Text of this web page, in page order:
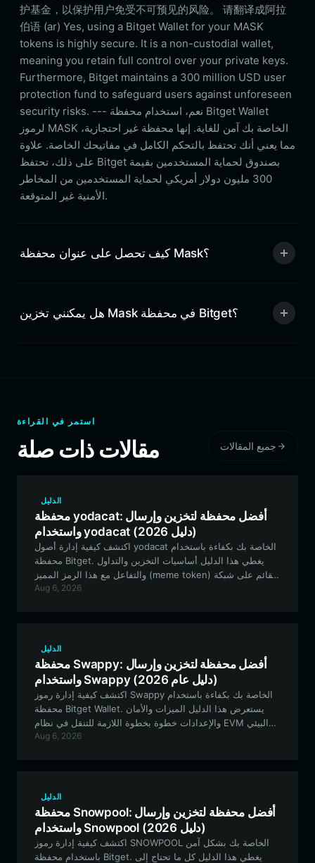
护基金，以保护用户免受不可预见的风险。 请翻译成阿拉
伯语 (ar) Yes, using a Bitget Wallet for your MASK
tokens is highly secure. It is a non-custodial wallet,
meaning you retain full control over your private keys.
Furthermore, Bitget maintains a 300 million USD user
protection fund to safeguard users against unforeseen
security risks. --- نعم، استخدام محفظة Bitget Wallet
لرموز MASK الخاصة بك آمن للغاية. إنها محفظة غير احتجازية،
مما يعني أنك تحتفظ بالتحكم الكامل في مفاتيحك الخاصة. علاوة
على ذلك، تحتفظ Bitget بصندوق لحماية المستخدمين بقيمة
300 مليون دولار أمريكي لحماية المستخدمين من المخاطر
الأمنية غير المتوقعة.
كيف تحصل على عنوان محفظة Mask؟
هل يمكنني تخزين Mask في محفظة Bitget؟
استمر في القراءة
مقالات ذات صلة جميع المقالات
الدليل
محفظة yodacat: أفضل محفظة لتخزين وإرسال
واستخدام yodacat (دليل 2026)
اكتشف كيفية إدارة أصول yodacat الخاصة بك بكفاءة باستخدام
محفظة Bitget. يغطي هذا الدليل أساسيات التخزين والتداول
والتفاعل مع هذا الرمز المميز (meme token) القائم على شبكة
Aug 6, 2026
الدليل
محفظة Swappy: أفضل محفظة لتخزين وإرسال
واستخدام Swappy (دليل عام 2026)
اكتشف كيفية إدارة رموز Swappy الخاصة بك بكفاءة باستخدام
محفظة Bitget Wallet. يستعرض هذا الدليل الميزات والأمان
والإعدادات خطوة بخطوة اللازمة للتنقل في نظام EVM البيئي
Aug 6, 2026
الدليل
محفظة Snowpool: أفضل محفظة لتخزين وإرسال
واستخدام Snowpool (دليل 2026)
اكتشف كيفية إدارة رموز SNOWPOOL الخاصة بك بشكل آمن
باستخدام محفظة Bitget. يغطي هذا الدليل كل ما تحتاج إلى